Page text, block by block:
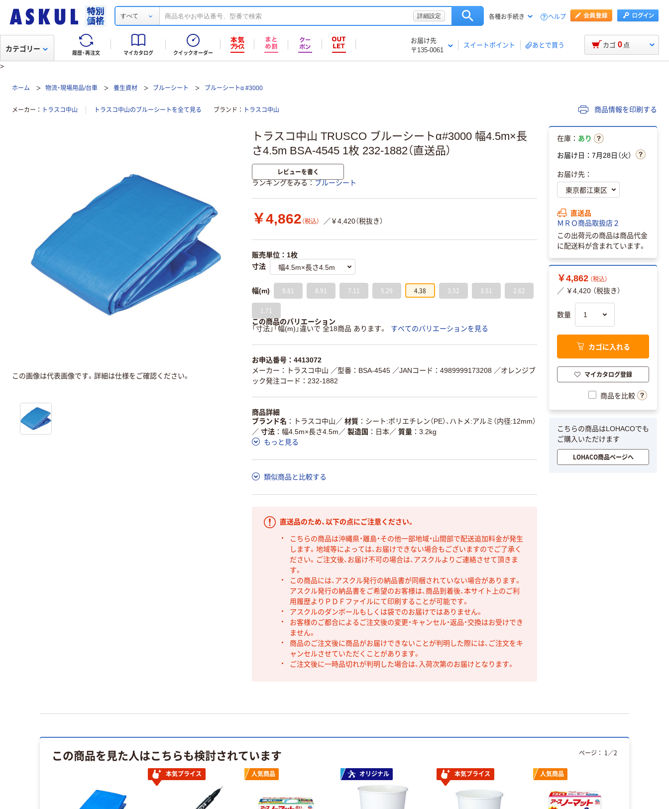
すべて 詳細設定 各種お手続き ヘルプ
履歴・再注文 マイカタログ クイックオーダー
お届け先
〒135-0061
スイートポイント あとで買う
カテゴリー カゴ 0 点
>
ホーム 物流・現場用品/台車 養生資材 ブルーシート ブルーシートα #3000
メーカー トラスコ中山 トラスコ中山のブルーシートを全て見る ブランド トラスコ中山 商品情報を印刷する
トラスコ中山 TRUSCO ブルーシートα#3000 幅4.5m×長
さ4.5m BSA-4545 1枚 232-1882（直送品）
レビューを書く
ランキングをみる ブルーシート
￥4,862 （税込） ／￥4,420（税抜き）
販売単位：1枚
寸法
幅(m) 9.81 8.91 7.11 5.29 4.38 3.52 3.51 2.62
1.71
この商品のバリエーション
「寸法」「幅(m)」違いで 全18商品 あります。
すべてのバリエーションを見る
お申込番号：4413072
メーカー：トラスコ中山 ／型番：BSA-4545 ／JANコード：4989999173208 ／オレンジブ
ック発注コード：232-1882
商品詳細
ブランド名
トラスコ中山 ／ 材質
シート:ポリエチレン（PE）、ハトメ:アルミ（内径:12mm）
／ 寸法 幅4.5m×長さ4.5m ／ 製造国 日本／ 質量
3.2kg
もっと見る
類似商品と比較する
直送品のため、以下の点にご注意ください。
こちらの商品は沖縄県・離島・その他一部地域・山間部で配送追加料金が発生
します。地域等によっては、お届けできない場合もございますのでご了承く
ださい。ご注文後、お届け不可の場合は、アスクルよりご連絡させて頂きま
す。
この商品には、アスクル発行の納品書が同梱されていない場合があります。
アスクル発行の納品書をご希望のお客様は、商品到着後、本サイト上のご利
用履歴よりＰＤＦファイルにて印刷することが可能です。
アスクルのダンボールもしくは袋でのお届けではありません。
お客様のご都合によるご注文後の変更・キャンセル・返品・交換はお受けでき
ません。
商品のご注文後に商品がお届けできないことが判明した際には、ご注文をキ
ャンセルさせていただくことがあります。
ご注文後に一時品切れが判明した場合は、入荷次第のお届けとなります。
この画像は代表画像です。詳細は仕様をご確認ください。
在庫： あり
お届け日：7月28日（火）
お届け先：
直送品
ＭＲＯ商品取扱店２
この出荷元の商品は商品代金
に配送料が含まれています。
￥4,862 （税込）
／ ￥4,420 （税抜き）
数量
カゴに入れる
マイカタログ登録
商品を比較
こちらの商品はLOHACOでも
ご購入いただけます
LOHACO商品ページへ
この商品を見た人はこちらも検討されています
本気プライス 人気商品 オリジナル 本気プライス 人気商品
ページ： 1 ／2